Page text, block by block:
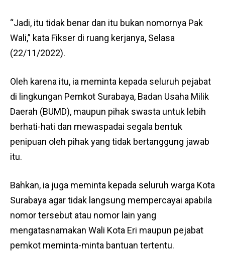
“Jadi, itu tidak benar dan itu bukan nomornya Pak
Wali,” kata Fikser di ruang kerjanya, Selasa
(22/11/2022).
Oleh karena itu, ia meminta kepada seluruh pejabat
di lingkungan Pemkot Surabaya, Badan Usaha Milik
Daerah (BUMD), maupun pihak swasta untuk lebih
berhati-hati dan mewaspadai segala bentuk
penipuan oleh pihak yang tidak bertanggung jawab
itu.
Bahkan, ia juga meminta kepada seluruh warga Kota
Surabaya agar tidak langsung mempercayai apabila
nomor tersebut atau nomor lain yang
mengatasnamakan Wali Kota Eri maupun pejabat
pemkot meminta-minta bantuan tertentu.